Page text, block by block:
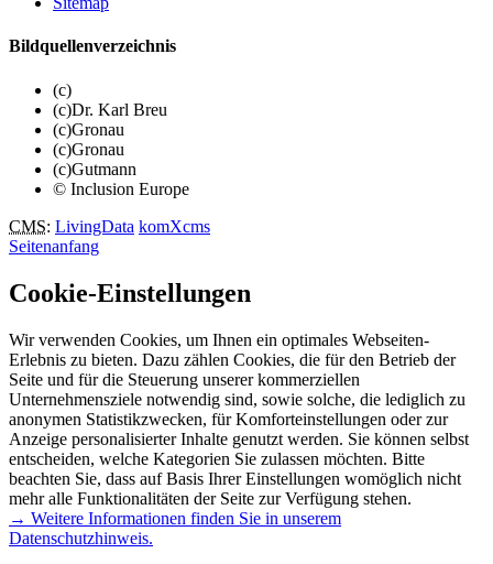
Bildquellenverzeichnis
(c)
(c)Dr. Karl Breu
(c)Gronau
(c)Gronau
(c)Gutmann
© Inclusion Europe
CMS: LivingData komXcms
Seitenanfang
Cookie-Einstellungen
Wir verwenden Cookies, um Ihnen ein optimales Webseiten-
Erlebnis zu bieten. Dazu zählen Cookies, die für den Betrieb der
Seite und für die Steuerung unserer kommerziellen
Unternehmensziele notwendig sind, sowie solche, die lediglich zu
anonymen Statistikzwecken, für Komforteinstellungen oder zur
Anzeige personalisierter Inhalte genutzt werden. Sie können selbst
entscheiden, welche Kategorien Sie zulassen möchten. Bitte
beachten Sie, dass auf Basis Ihrer Einstellungen womöglich nicht
mehr alle Funktionalitäten der Seite zur Verfügung stehen.
→ Weitere Informationen finden Sie in unserem
Datenschutzhinweis.